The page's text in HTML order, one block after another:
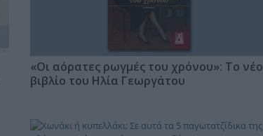
«Οι αόρατες ρωγμές του χρόνου»: Το νέο
βιβλίο του Ηλία Γεωργάτου